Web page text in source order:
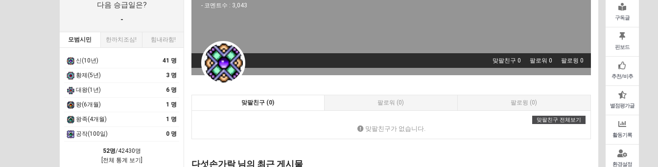
구독글
핀보드
추천/비추
별점평가글
활동기록
환경설정
다음 승급일은?
-
모범시민 한까치조심! 힘내라힘!
신(10년) 41 명
황제(5년) 3 명
대왕(1년) 6 명
왕(6개월) 1 명
왕족(4개월) 1 명
공작(100일) 0 명
52명/42430명
[전체 통계 보기]
- 코멘트수 : 3,043
맞팔친구 0 팔로워 0 팔로윙 0
맞팔친구 (0) 팔로워 (0) 팔로윙 (0)
맞팔친구 전체보기
맞팔친구가 없습니다.
다섯손가락 님의 최근 게시물